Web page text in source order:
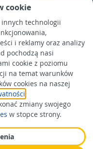
cookie
innych technologii
i reklamy oraz analizy
pochodzą nasi
cookie z poziomu
na temat warunków
cookies na naszej
zmiany swojego
w stopce strony.
a także
domu.